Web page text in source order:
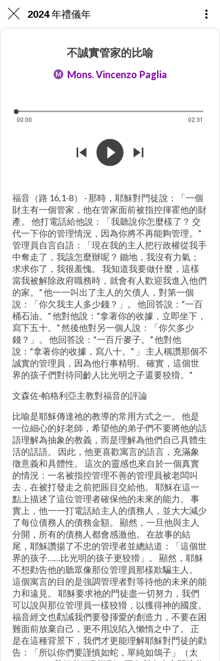
2024 年禮儀年
不誠實管家的比喻
M Mons. Vincenzo Paglia
00:00 02:31
福音（路 16,1-8） - 那時，耶穌對門徒說：「一個
財主有一個管家，他在管家面前被指控揮霍他的財
產。 他打電話給他說：「我聽說你怎麼樣了？ 交
代一下你的管理情況，因為你將不再能夠管理。”
管理員自言自語：「現在我的主人把行政權從我手
中奪走了，我該怎麼辦呢？ 鋤地，我沒有力氣；
求求你了，我很羞愧。 我知道我要做什麼，這樣
當我被解除政府職務時，就會有人歡迎我進入他們
的家。” 他一一叫出了主人的欠債人，對第一個
說：「你欠我主人多少錢？」。 他回答說：“一百
桶石油。” 他對他說：“拿著你的收據，立即坐下，
寫下五十。” 然後他對另一個人說：「你欠多少
錢？」。 他回答說：“一百斤麥子。” 他對他
說：“拿著你的收據，寫八十。” 」 主人稱讚那個不
誠實的管理員，因為他行事精明。 確實，這個世
界的孩子們對待同齡人比光明之子還要狡猾。”
文森佐·帕格利亞主教對福音的評論
比喻是耶穌傳達祂的教導的常用方式之一。 他是
一位細心的好老師，希望他的弟子們不要將他的話
語理解為抽象的教義，而是理解為他們自己具體生
活的話語。 因此，他更喜歡寓言的語言，充滿象
徵意義和具體性。 這次的靈感也來自於一個真實
的情況：一名被指控管理不善的管理員被老闆叫
去，在被打發走之前把賬目交給他。 耶穌在這一
點上描述了這位管理者確保他的未來的能力。 事
實上，他一一打電話給主人的債務人，並大大減少
了每位債務人的債務金額。 顯然，一旦他與主人
分開，所有的債務人都會感激他。 在故事的結
尾，耶穌讚揚了不忠的管理者並總結道：「這個世
界的孩子……比光明的孩子更狡猾」。 顯然，耶穌
不想勸告他的聽眾像那位管理員那樣欺騙主人。
這個寓言的目的是強調管理者對等待他的未來的能
力和遠見。 耶穌要求祂的門徒盡一切努力，我們
可以說與那位管理員一樣狡猾，以獲得神的國度。
福音經文也勸誡我們要發揮愛的創造力，不要在困
難面前放棄自己，更不用說陷入懶惰之中了。 正
是在這種背景下，我們才更能理解耶穌對門徒的勸
告：「所以你們要謹慎如蛇，單純如鴿子」（太